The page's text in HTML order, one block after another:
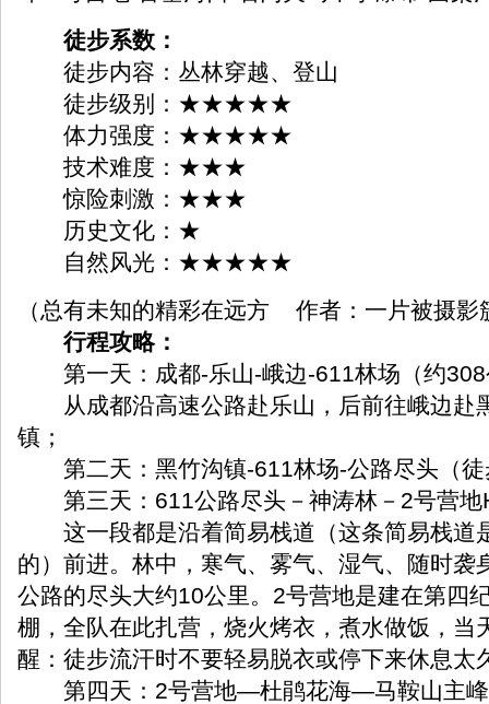
徒步系数：
徒步内容：丛林穿越、登山
徒步级别：★★★★★
体力强度：★★★★★
技术难度：★★★
惊险刺激：★★★
历史文化：★
自然风光：★★★★★
（总有未知的精彩在远方 作者：一片被摄影
行程攻略：
第一天：成都-乐山-峨边-611林场（约308
从成都沿高速公路赴乐山，后前往峨边赴
镇；
第二天：黑竹沟镇-611林场-公路尽头（徒
第三天：611公路尽头－神涛林－2号营地
这一段都是沿着简易栈道（这条简易栈道
的）前进。林中，寒气、雾气、湿气、随时袭
公路的尽头大约10公里。2号营地是建在第四
棚，全队在此扎营，烧火烤衣，煮水做饭，当
醒：徒步流汗时不要轻易脱衣或停下来休息太
第四天：2号营地—杜鹃花海—马鞍山主